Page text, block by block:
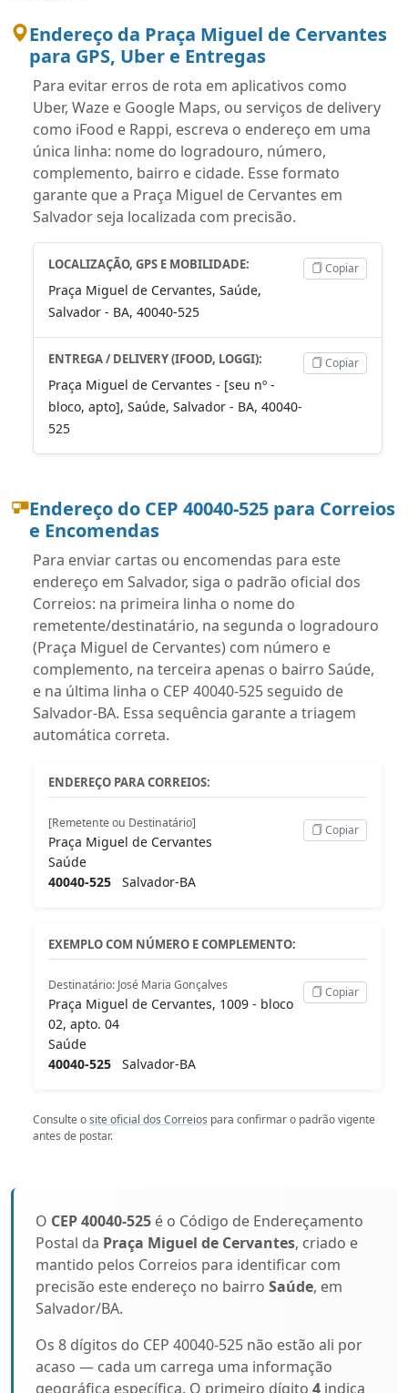
Endereço da Praça Miguel de Cervantes
para GPS, Uber e Entregas
Para evitar erros de rota em aplicativos como
Uber, Waze e Google Maps, ou serviços de delivery
como iFood e Rappi, escreva o endereço em uma
única linha: nome do logradouro, número,
complemento, bairro e cidade. Esse formato
garante que a Praça Miguel de Cervantes em
Salvador seja localizada com precisão.
LOCALIZAÇÃO, GPS E MOBILIDADE:
Praça Miguel de Cervantes, Saúde,
Salvador - BA, 40040-525
Copiar
ENTREGA / DELIVERY (IFOOD, LOGGI):
Praça Miguel de Cervantes - [seu nº -
bloco, apto], Saúde, Salvador - BA, 40040-
525
Copiar
Endereço do CEP 40040-525 para Correios
e Encomendas
Para enviar cartas ou encomendas para este
endereço em Salvador, siga o padrão oficial dos
Correios: na primeira linha o nome do
remetente/destinatário, na segunda o logradouro
(Praça Miguel de Cervantes) com número e
complemento, na terceira apenas o bairro Saúde,
e na última linha o CEP 40040-525 seguido de
Salvador-BA. Essa sequência garante a triagem
automática correta.
ENDEREÇO PARA CORREIOS:
[Remetente ou Destinatário]
Praça Miguel de Cervantes
Saúde
40040-525 Salvador-BA
Copiar
EXEMPLO COM NÚMERO E COMPLEMENTO:
Destinatário: José Maria Gonçalves
Praça Miguel de Cervantes, 1009 - bloco
02, apto. 04
Saúde
40040-525 Salvador-BA
Copiar
Consulte osite oficial dos Correios para confirmar o padrão vigente
antes de postar.
O CEP 40040-525 é o Código de Endereçamento
Postal da Praça Miguel de Cervantes, criado e
mantido pelos Correios para identificar com
precisão este endereço no bairro Saúde, em
Salvador/BA.
Os 8 dígitos do CEP 40040-525 não estão ali por
acaso — cada um carrega uma informação
geográfica específica. O primeiro dígito 4 indica